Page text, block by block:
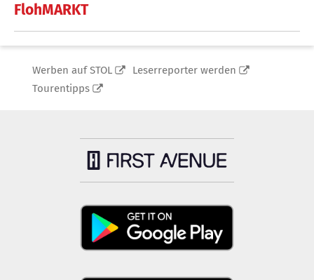
FlohMARKT
Werben auf STOL
Leserreporter werden
Tourentipps